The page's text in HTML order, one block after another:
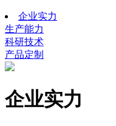
企业实力
生产能力
科研技术
产品定制
企业实力